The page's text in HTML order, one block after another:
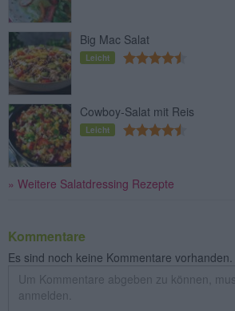
Big Mac Salat
Leicht
Cowboy-Salat mit Reis
Leicht
» Weitere Salatdressing Rezepte
Kommentare
Es sind noch keine Kommentare vorhanden.